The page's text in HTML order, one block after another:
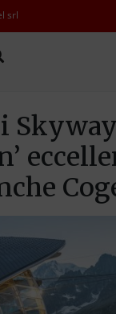
srl